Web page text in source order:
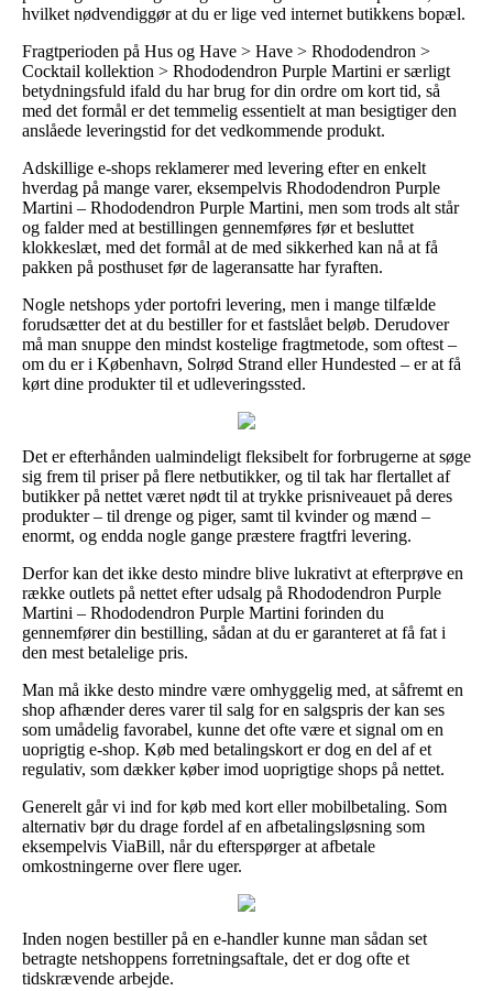
hvilket nødvendiggør at du er lige ved internet butikkens bopæl.
Fragtperioden på Hus og Have > Have > Rhododendron >
Cocktail kollektion > Rhododendron Purple Martini er særligt
betydningsfuld ifald du har brug for din ordre om kort tid, så
med det formål er det temmelig essentielt at man besigtiger den
anslåede leveringstid for det vedkommende produkt.
Adskillige e-shops reklamerer med levering efter en enkelt
hverdag på mange varer, eksempelvis Rhododendron Purple
Martini – Rhododendron Purple Martini, men som trods alt står
og falder med at bestillingen gennemføres før et besluttet
klokkeslæt, med det formål at de med sikkerhed kan nå at få
pakken på posthuset før de lageransatte har fyraften.
Nogle netshops yder portofri levering, men i mange tilfælde
forudsætter det at du bestiller for et fastslået beløb. Derudover
må man snuppe den mindst kostelige fragtmetode, som oftest –
om du er i København, Solrød Strand eller Hundested – er at få
kørt dine produkter til et udleveringssted.
Det er efterhånden ualmindeligt fleksibelt for forbrugerne at søge
sig frem til priser på flere netbutikker, og til tak har flertallet af
butikker på nettet været nødt til at trykke prisniveauet på deres
produkter – til drenge og piger, samt til kvinder og mænd –
enormt, og endda nogle gange præstere fragtfri levering.
Derfor kan det ikke desto mindre blive lukrativt at efterprøve en
række outlets på nettet efter udsalg på Rhododendron Purple
Martini – Rhododendron Purple Martini forinden du
gennemfører din bestilling, sådan at du er garanteret at få fat i
den mest betalelige pris.
Man må ikke desto mindre være omhyggelig med, at såfremt en
shop afhænder deres varer til salg for en salgspris der kan ses
som umådelig favorabel, kunne det ofte være et signal om en
uoprigtig e-shop. Køb med betalingskort er dog en del af et
regulativ, som dækker køber imod uoprigtige shops på nettet.
Generelt går vi ind for køb med kort eller mobilbetaling. Som
alternativ bør du drage fordel af en afbetalingsløsning som
eksempelvis ViaBill, når du efterspørger at afbetale
omkostningerne over flere uger.
Inden nogen bestiller på en e-handler kunne man sådan set
betragte netshoppens forretningsaftale, det er dog ofte et
tidskrævende arbejde.